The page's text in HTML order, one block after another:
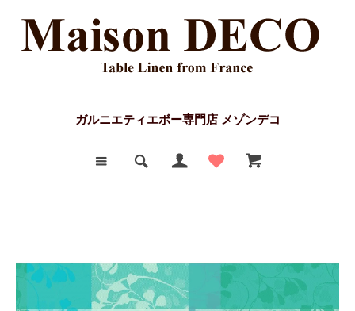
ガルニエティエボー専門店 メゾンデコ